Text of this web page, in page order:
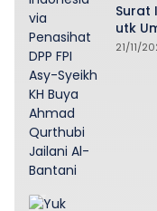
Surat
utk
21/11/